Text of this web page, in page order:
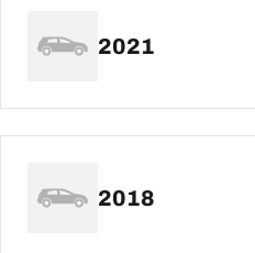
2021
2018